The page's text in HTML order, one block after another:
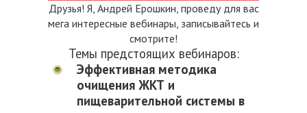
Друзья! Я, Андрей Ерошкин, проведу для вас
мега интересные вебинары, записывайтесь и
смотрите!
Темы предстоящих вебинаров:
Эффективная методика
очищения ЖКТ и
пищеварительной системы в